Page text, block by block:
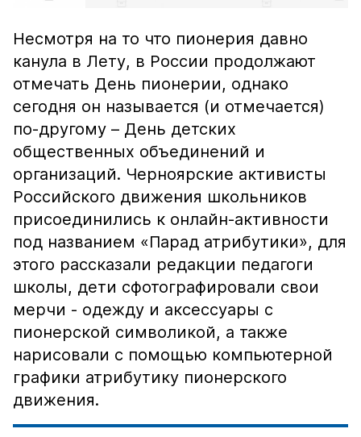
Несмотря на то что пионерия давно
канула в Лету, в России продолжают
отмечать День пионерии, однако
сегодня он называется (и отмечается)
по-другому – День детских
общественных объединений и
организаций. Черноярские активисты
Российского движения школьников
присоединились к онлайн-активности
под названием «Парад атрибутики», для
этого рассказали редакции педагоги
школы, дети сфотографировали свои
мерчи - одежду и аксессуары с
пионерской символикой, а также
нарисовали с помощью компьютерной
графики атрибутику пионерского
движения.